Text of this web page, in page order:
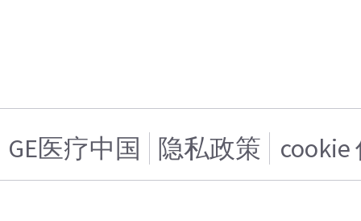
GE医疗中国 隐私政策 cookie